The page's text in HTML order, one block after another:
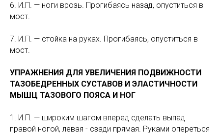
6. И.П. — ноги врозь. Прогибаясь назад, опуститься в
мост.
7. И.П. — стойка на руках. Прогибаясь, опуститься в
мост.
УПРАЖНЕНИЯ ДЛЯ УВЕЛИЧЕНИЯ ПОДВИЖНОСТИ
ТАЗОБЕДРЕННЫХ СУСТАВОВ И ЭЛАСТИЧНОСТИ
МЫШЦ ТАЗОВОГО ПОЯСА И НОГ
1. И.П. — широким шагом вперед сделать выпад
правой ногой, левая - сзади прямая. Руками опереться